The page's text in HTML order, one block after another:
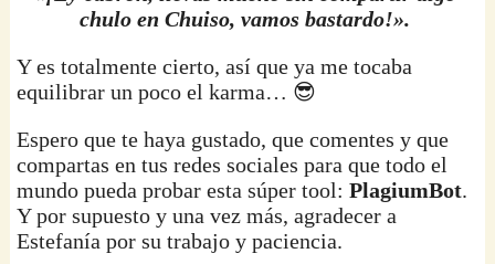
chulo en Chuiso, vamos bastardo!».
Y es totalmente cierto, así que ya me tocaba
equilibrar un poco el karma… 😎
Espero que te haya gustado, que comentes y que
compartas en tus redes sociales para que todo el
mundo pueda probar esta súper tool:PlagiumBot.
Y por supuesto y una vez más, agradecer a
Estefanía por su trabajo y paciencia.